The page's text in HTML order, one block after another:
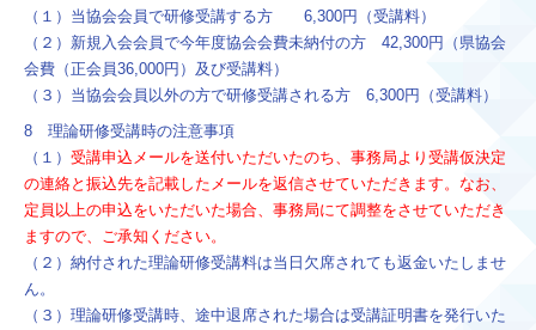
（１）当協会会員で研修受講する方 6,300円（受講料）
（２）新規入会会員で今年度協会会費未納付の方 42,300円（県協会
会費（正会員36,000円）及び受講料）
（３）当協会会員以外の方で研修受講される方 6,300円（受講料）
8 理論研修受講時の注意事項
（１） 受講申込メールを送付いただいたのち、事務局より受講仮決定
の連絡と振込先を記載したメールを返信させていただきます。なお、
定員以上の申込をいただいた場合、事務局にて調整をさせていただき
ますので、ご承知ください。
（２）納付された理論研修受講料は当日欠席されても返金いたしませ
ん。
（３）理論研修受講時、途中退席された場合は受講証明書を発行いた